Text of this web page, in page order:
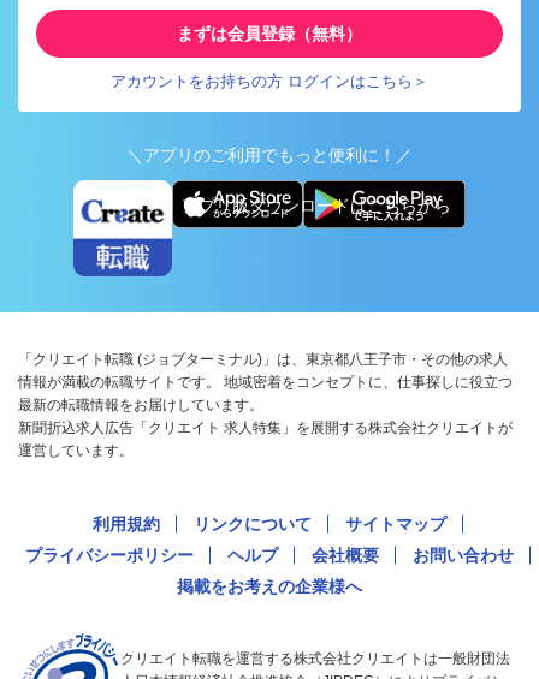
まずは会員登録（無料）
アカウントをお持ちの方 ログインはこちら＞
＼アプリのご利用でもっと便利に！／
アプリ版ダウンロードはこちらから
「クリエイト転職 (ジョブターミナル)」は、東京都八王子市・その他の求人
情報が満載の転職サイトです。 地域密着をコンセプトに、仕事探しに役立つ
最新の転職情報をお届けしています。
新聞折込求人広告「クリエイト 求人特集」を展開する株式会社クリエイトが
運営しています。
利用規約 リンクについて
サイトマップ
プライバシーポリシー
ヘルプ 会社概要
お問い合わせ
掲載をお考えの企業様へ
クリエイト転職を運営する株式会社クリエイトは一般財団法